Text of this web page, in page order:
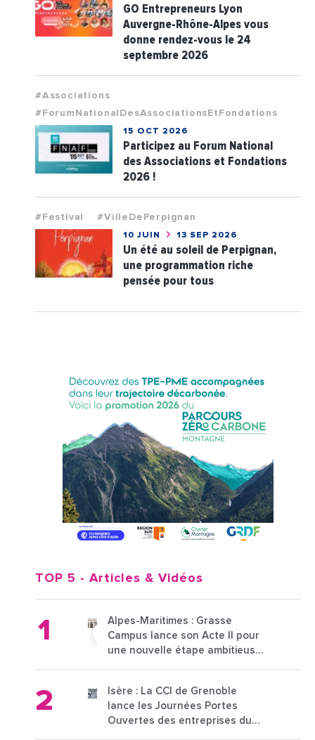
GO Entrepreneurs Lyon
Auvergne-Rhône-Alpes vous
donne rendez-vous le 24
septembre 2026
#Associations
#ForumNationalDesAssociationsEtFondations
15 OCT 2026
Participez au Forum National
des Associations et Fondations
2026 !
#Festival #VilleDePerpignan
10 JUIN 13 SEP 2026
Un été au soleil de Perpignan,
une programmation riche
pensée pour tous
TOP 5 - Articles & Vidéos
Alpes-Maritimes : Grasse
Campus lance son Acte II pour
une nouvelle étape ambitieuse
Isère : La CCI de Grenoble
lance les Journées Portes
Ouvertes des entreprises du